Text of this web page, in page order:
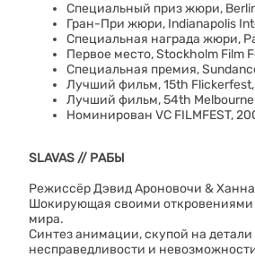
Специальный приз жюри,
Гран-При жюри, Indianapolis
Специальная награда жюри,
Первое место, Stockholm Film
Специальная премия,
Лучший фильм, 15th
Лучший фильм, 54th
Номинирован VC FILMFEST,
SLAVAS // РАБЫ
Режиссёр Дэвид Ароновочи &
Шокирующая своими откровениями
мира.
Синтез анимации, скупой на
несправедливости и